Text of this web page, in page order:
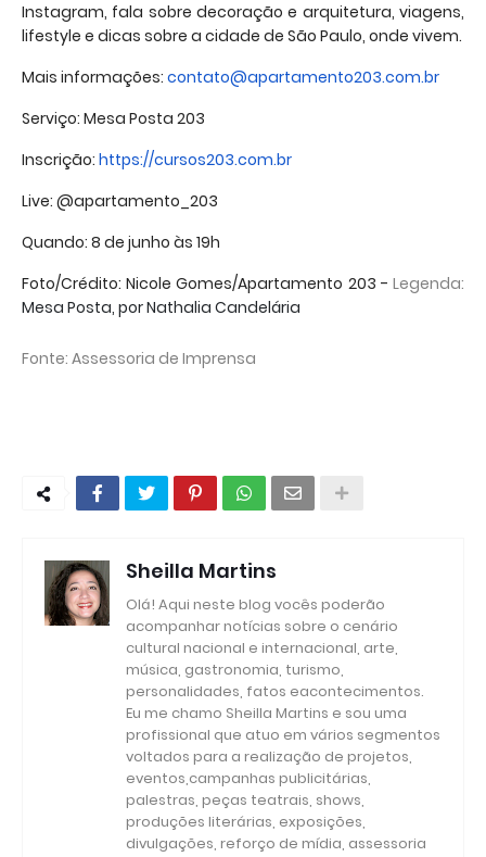
Instagram, fala sobre decoração e arquitetura, viagens,
lifestyle e dicas sobre a cidade de São Paulo, onde vivem.
Mais informações: contato@apartamento203.com.br
Serviço: Mesa Posta 203
Inscrição: https://cursos203.com.br
Live: @apartamento_203
Quando: 8 de junho às 19h
Foto/Crédito: Nicole Gomes/Apartamento 203 -Legenda:
Mesa Posta, por Nathalia Candelária
Fonte: Assessoria de Imprensa
Sheilla Martins
Olá! Aqui neste blog vocês poderão
acompanhar notícias sobre o cenário
cultural nacional e internacional, arte,
música, gastronomia, turismo,
personalidades, fatos eacontecimentos.
Eu me chamo Sheilla Martins e sou uma
profissional que atuo em vários segmentos
voltados para a realização de projetos,
eventos,campanhas publicitárias,
palestras, peças teatrais, shows,
produções literárias, exposições,
divulgações, reforço de mídia, assessoria